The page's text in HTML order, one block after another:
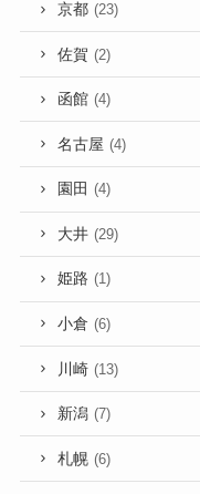
京都 (23)
佐賀 (2)
函館 (4)
名古屋 (4)
園田 (4)
大井 (29)
姫路 (1)
小倉 (6)
川崎 (13)
新潟 (7)
札幌 (6)